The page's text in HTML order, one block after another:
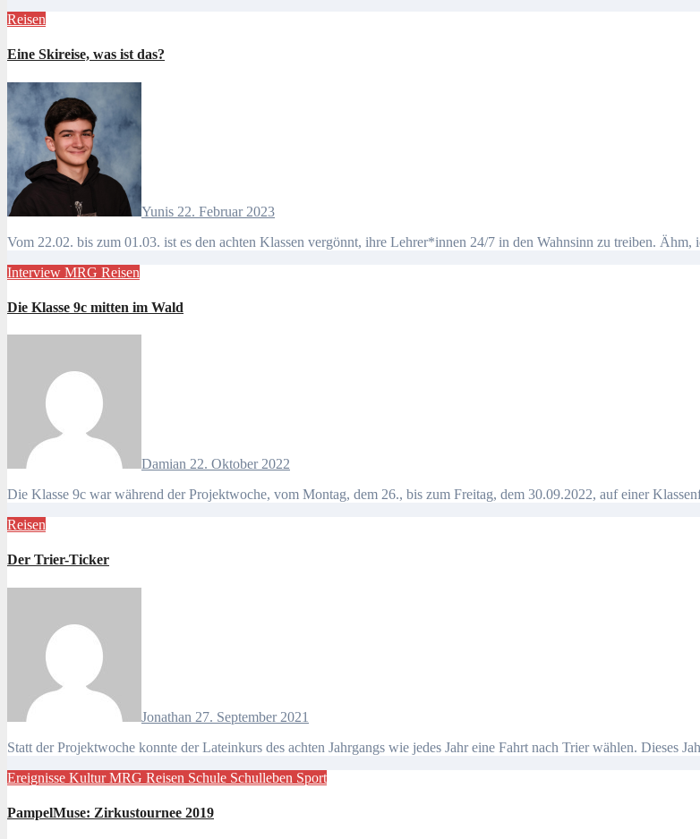
Reisen
Eine Skireise, was ist das?
Yunis 22. Februar 2023
Vom 22.02. bis zum 01.03. ist es den achten Klassen vergönnt, ihre Lehrer*innen 24/7 in den Wahnsinn zu treiben.
Interview MRG Reisen
Die Klasse 9c mitten im Wald
Damian 22. Oktober 2022
Die Klasse 9c war während der Projektwoche, vom Montag, dem 26., bis zum Freitag, dem 30.09.2022, auf einer
Reisen
Der Trier-Ticker
Jonathan 27. September 2021
Statt der Projektwoche konnte der Lateinkurs des achten Jahrgangs wie jedes Jahr eine Fahrt nach Trier wählen. Dieses
Ereignisse KulturMRG Reisen Schule Schulleben Sport
PampelMuse: Zirkustournee 2019